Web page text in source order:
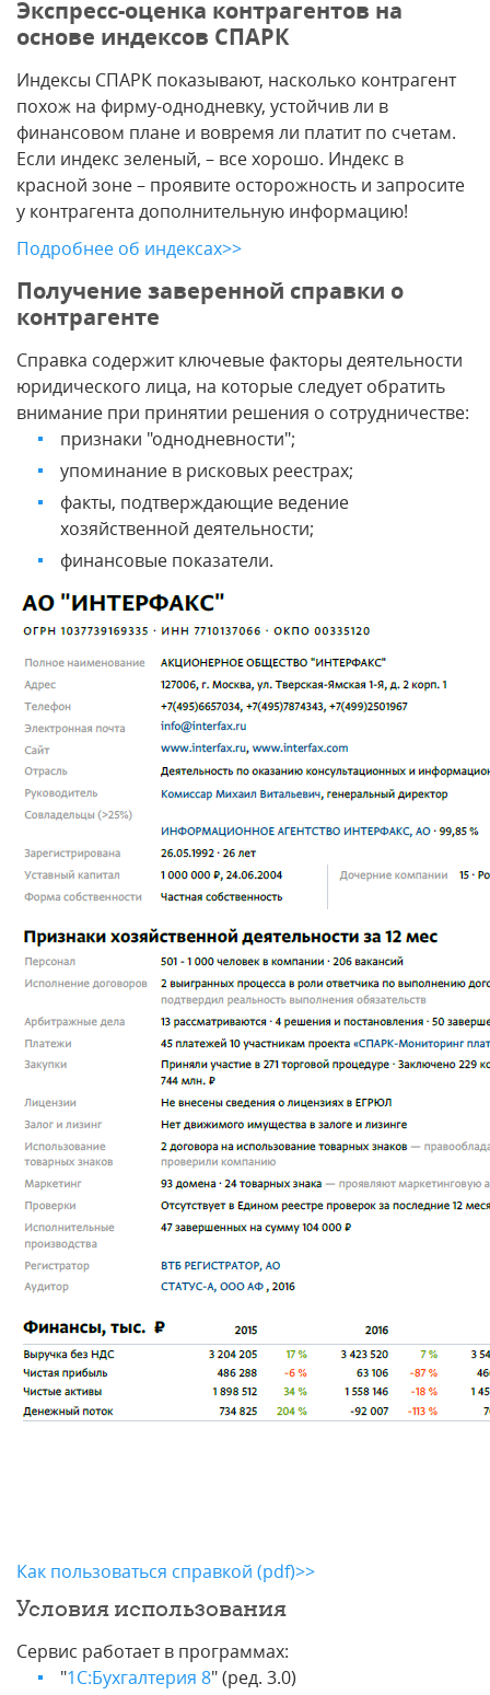
Экспресс-оценка контрагентов на
основе индексов СПАРК
Индексы СПАРК показывают, насколько контрагент
похож на фирму-однодневку, устойчив ли в
финансовом плане и вовремя ли платит по счетам.
Если индекс зеленый, – все хорошо. Индекс в
красной зоне – проявите осторожность и запросите
у контрагента дополнительную информацию!
Подробнее об индексах>>
Получение заверенной справки о
контрагенте
Справка содержит ключевые факторы деятельности
юридического лица, на которые следует обратить
внимание при принятии решения о сотрудничестве:
признаки "однодневности";
упоминание в рисковых реестрах;
факты, подтверждающие ведение
хозяйственной деятельности;
финансовые показатели.
Как пользоваться справкой (pdf)>>
Условия использования
Сервис работает в программах:
"1С:Бухгалтерия 8" (ред. 3.0)